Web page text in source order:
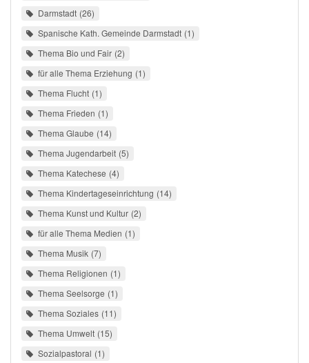
Darmstadt 26
Spanische Kath. Gemeinde Darmstadt 1
Thema Bio und Fair 2
für alle Thema Erziehung 1
Thema Flucht 1
Thema Frieden 1
Thema Glaube 14
Thema Jugendarbeit 5
Thema Katechese 4
Thema Kindertageseinrichtung 14
Thema Kunst und Kultur 2
für alle Thema Medien 1
Thema Musik 7
Thema Religionen 1
Thema Seelsorge 1
Thema Soziales 11
Thema Umwelt 15
Sozialpastoral 1